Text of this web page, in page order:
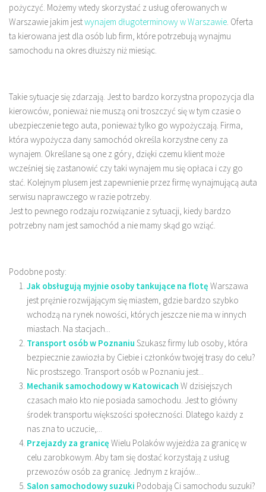
pożyczyć. Możemy wtedy skorzystać z usług oferowanych w
Warszawie jakim jestwynajem długoterminowy w Warszawie . Oferta
ta kierowana jest dla osób lub firm, które potrzebują wynajmu
samochodu na okres dłuższy niż miesiąc.
Takie sytuacje się zdarzają. Jest to bardzo korzystna propozycja dla
kierowców, ponieważ nie muszą oni troszczyć się w tym czasie o
ubezpieczenie tego auta, ponieważ tylko go wypożyczają. Firma,
która wypożycza dany samochód określa korzystne ceny za
wynajem. Określane są one z góry, dzięki czemu klient może
wcześniej się zastanowić czy taki wynajem mu się opłaca i czy go
stać. Kolejnym plusem jest zapewnienie przez firmę wynajmującą auta
serwisu naprawczego w razie potrzeby.
Jest to pewnego rodzaju rozwiązanie z sytuacji, kiedy bardzo
potrzebny nam jest samochód a nie mamy skąd go wziąć.
Podobne posty:
Jak obsługują myjnie osoby tankujące na flotę Warszawa
jest prężnie rozwijającym się miastem, gdzie bardzo szybko
wchodzą na rynek nowości, których jeszcze nie ma w innych
miastach. Na stacjach...
Transport osób w Poznaniu Szukasz firmy lub osoby, która
bezpiecznie zawiozła by Ciebie i członków twojej trasy do celu?
Nic prostszego. Transport osób w Poznaniu jest...
Mechanik samochodowy w Katowicach W dzisiejszych
czasach mało kto nie posiada samochodu. Jest to główny
środek transportu większości społeczności. Dlatego każdy z
nas zna to uczucie,...
Przejazdy za granicę Wielu Polaków wyjeżdża za granicę w
celu zarobkowym. Aby tam się dostać korzystają z usług
przewozów osób za granicę. Jednym z krajów...
Salon samochodowy suzuki Podobają Ci samochodu suzuki?